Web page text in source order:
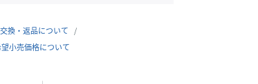
交換・返品について
小売価格について